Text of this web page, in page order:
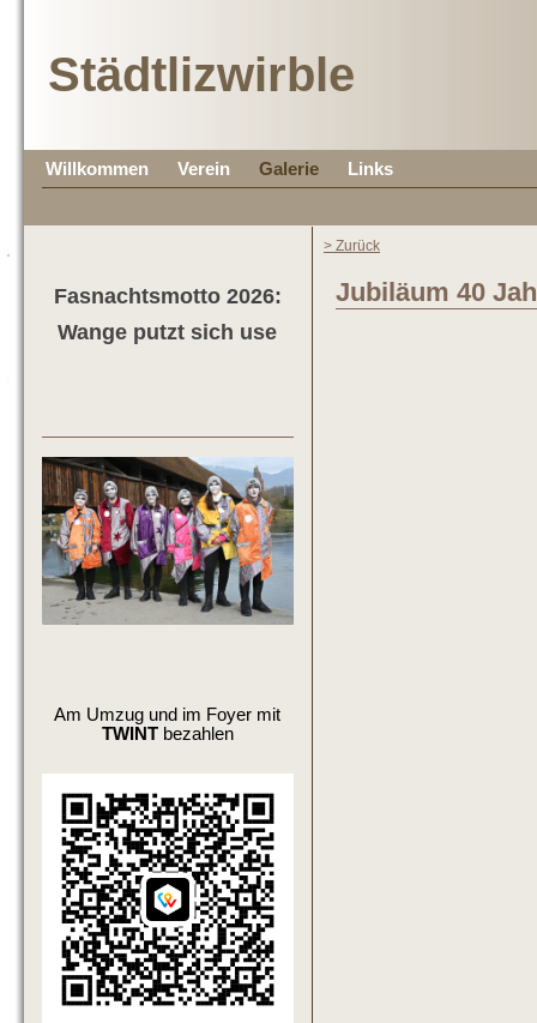
Städtlizwirble
Willkommen Verein Galerie Links
Fasnachtsmotto 2026:
Wange putzt sich use
Am Umzug und im Foyer mit
TWINTbezahlen
> Zurück
Jubiläum 40